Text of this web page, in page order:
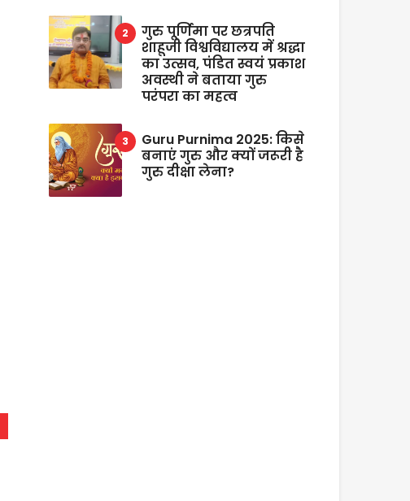
गुरु पूर्णिमा पर छत्रपति
शाहूजी विश्वविद्यालय में श्रद्धा
का उत्सव, पंडित स्वयं प्रकाश
अवस्थी ने बताया गुरु
परंपरा का महत्व
Guru Purnima 2025: किसे
बनाएं गुरु और क्यों जरूरी है
गुरु दीक्षा लेना?